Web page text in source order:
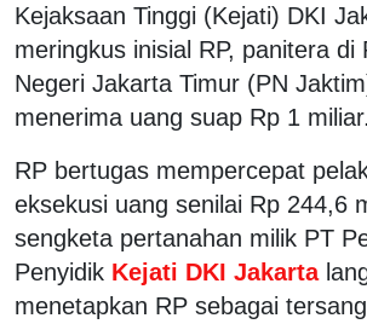
Kejaksaan Tinggi (Kejati) DKI
meringkus inisial RP, panitera di
Negeri Jakarta Timur (PN
menerima uang suap Rp 1 miliar.
RP bertugas mempercepat
eksekusi uang senilai Rp 244,6
sengketa pertanahan milik PT
Penyidik Kejati DKI Jakarta
menetapkan RP sebagai